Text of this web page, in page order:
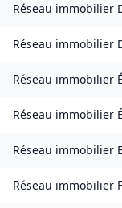
Réseau immobilier
Réseau immobilier
Réseau immobilier
Réseau immobilier
Réseau immobilier
Réseau immobilier